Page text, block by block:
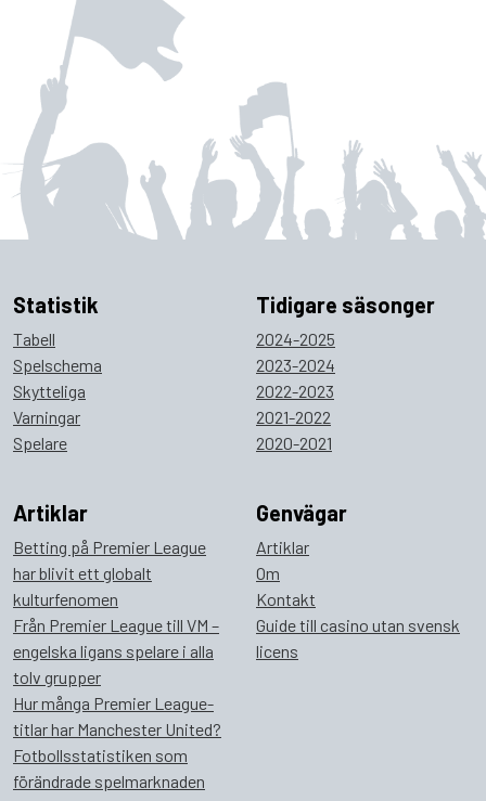
Statistik
Tabell
Spelschema
Skytteliga
Varningar
Spelare
Tidigare säsonger
2024-2025
2023-2024
2022-2023
2021-2022
2020-2021
Artiklar
Betting på Premier League
har blivit ett globalt
kulturfenomen
Från Premier League till VM –
engelska ligans spelare i alla
tolv grupper
Hur många Premier League-
titlar har Manchester United?
Fotbollsstatistiken som
förändrade spelmarknaden
Genvägar
Artiklar
Om
Kontakt
Guide till casino utan svensk
licens